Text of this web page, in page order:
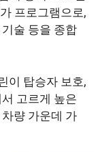
프로그램으로,
술 등을 종합
이 탑승자 보호,
고르게 높은
량 가운데 가